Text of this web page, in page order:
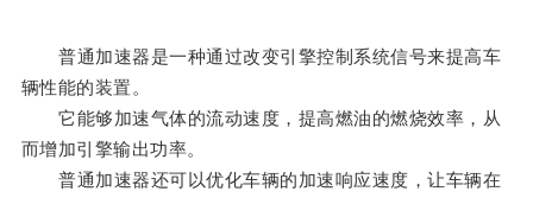
普通加速器是一种通过改变引擎控制系统信号来提高车
辆性能的装置。
它能够加速气体的流动速度，提高燃油的燃烧效率，从
而增加引擎输出功率。
普通加速器还可以优化车辆的加速响应速度，让车辆在